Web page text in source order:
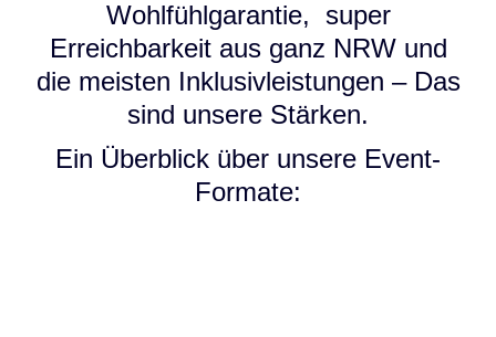
Wohlfühlgarantie, super
Erreichbarkeit aus ganz NRW und
die meisten Inklusivleistungen – Das
sind unsere Stärken.
Ein Überblick über unsere Event-
Formate: